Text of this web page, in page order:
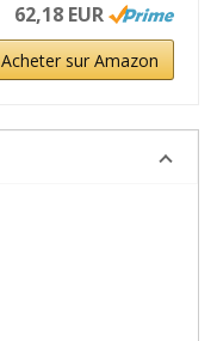
62,18 EUR
Acheter sur Amazon